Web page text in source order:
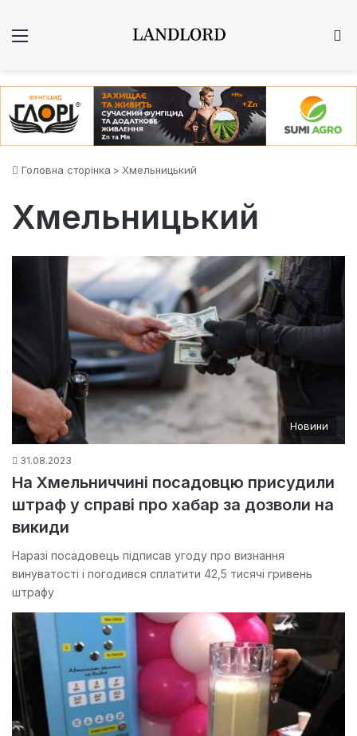
Головна сторінка > Хмельницький
Хмельницький
Новини
31.08.2023
На Хмельниччині посадовцю присудили
штраф у справі про хабар за дозволи на
викиди
Наразі посадовець підписав угоду про визнання
винуватості і погодився сплатити 42,5 тисячі гривень
штрафу